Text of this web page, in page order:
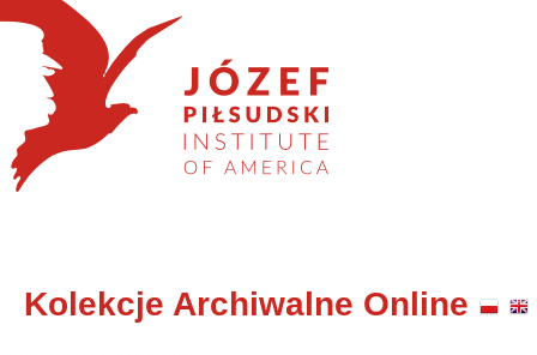
Kolekcje Archiwalne Online